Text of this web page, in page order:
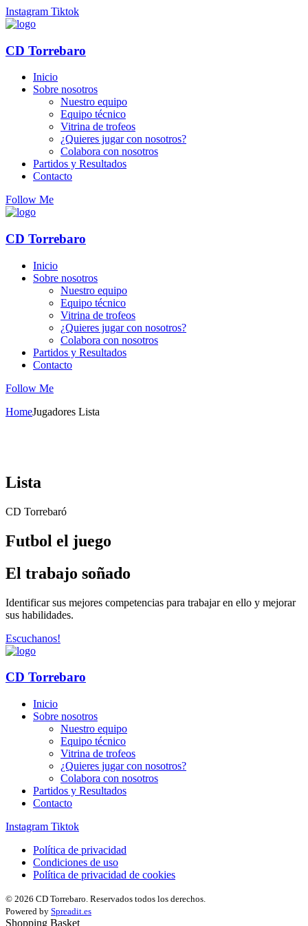
Instagram Tiktok
CD Torrebaro
Inicio
Sobre nosotros
Nuestro equipo
Equipo técnico
Vitrina de trofeos
¿Quieres jugar con nosotros?
Colabora con nosotros
Partidos y Resultados
Contacto
Follow Me
CD Torrebaro
Inicio
Sobre nosotros
Nuestro equipo
Equipo técnico
Vitrina de trofeos
¿Quieres jugar con nosotros?
Colabora con nosotros
Partidos y Resultados
Contacto
Follow Me
HomeJugadores Lista
Lista
CD Torrebaró
Futbol el juego
El trabajo soñado
Identificar sus mejores competencias para trabajar en ello y mejorar
sus habilidades.
Escuchanos!
CD Torrebaro
Inicio
Sobre nosotros
Nuestro equipo
Equipo técnico
Vitrina de trofeos
¿Quieres jugar con nosotros?
Colabora con nosotros
Partidos y Resultados
Contacto
Instagram Tiktok
Política de privacidad
Condiciones de uso
Política de privacidad de cookies
© 2026 CD Torrebaro. Reservados todos los derechos.
Powered by Spreadit.es
Shopping Basket